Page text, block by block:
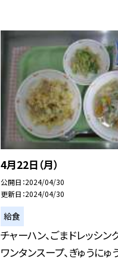
4月22日（月）
公開日 2024/04/30
更新日 2024/04/30
給食
チャーハン、ごまドレッシン
ワンタンスープ、ぎゅうにゅ